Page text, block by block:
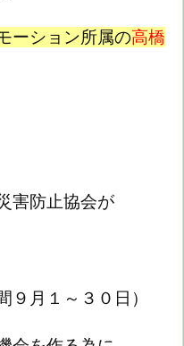
ーション所属の高橋
害防止協会が
９月１～３０日）